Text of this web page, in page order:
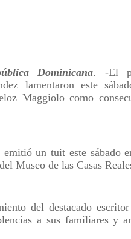
Dominicana. -El
lamentaron este
Maggiolo como
un tuit este sábado
Museo de las Casas
del destacado
a sus familiares y